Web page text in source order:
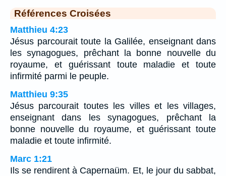
Références Croisées
Matthieu 4:23
Jésus parcourait toute la Galilée, enseignant dans
les synagogues, prêchant la bonne nouvelle du
royaume, et guérissant toute maladie et toute
infirmité parmi le peuple.
Matthieu 9:35
Jésus parcourait toutes les villes et les villages,
enseignant dans les synagogues, prêchant la
bonne nouvelle du royaume, et guérissant toute
maladie et toute infirmité.
Marc 1:21
Ils se rendirent à Capernaüm. Et, le jour du sabbat,